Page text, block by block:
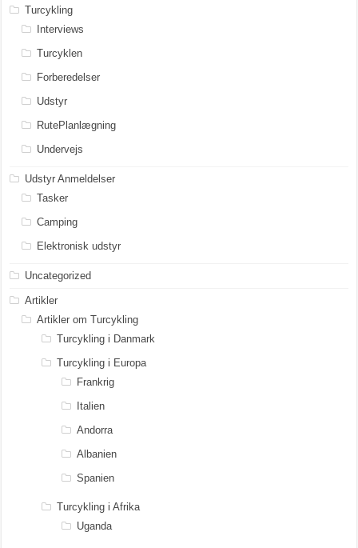
Turcykling
Interviews
Turcyklen
Forberedelser
Udstyr
RutePlanlægning
Undervejs
Udstyr Anmeldelser
Tasker
Camping
Elektronisk udstyr
Uncategorized
Artikler
Artikler om Turcykling
Turcykling i Danmark
Turcykling i Europa
Frankrig
Italien
Andorra
Albanien
Spanien
Turcykling i Afrika
Uganda